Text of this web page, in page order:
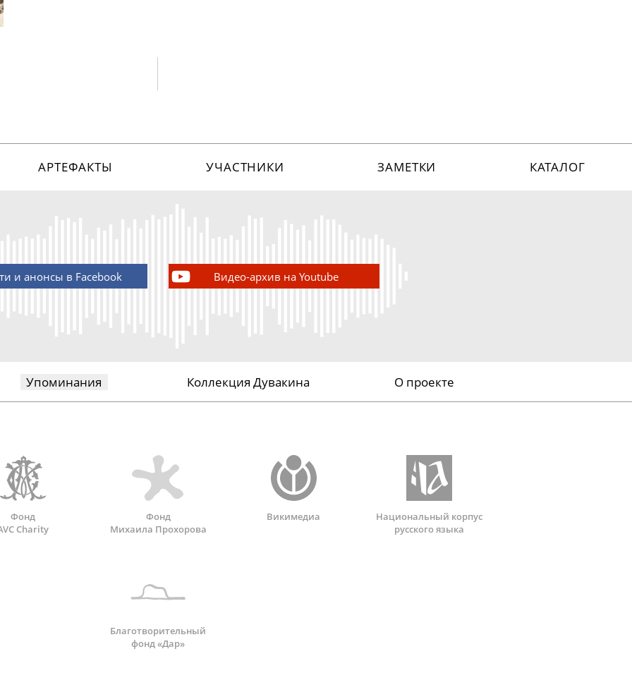
АРТЕФАКТЫ УЧАСТНИКИ ЗАМЕТКИ КАТАЛОГ
и анонсы в Facebook Видео-архив на Youtube
Упоминания Коллекция Дувакина О проекте
Фонд
Charity
Фонд
Михаила Прохорова
Викимедиа
Национальный корпус
русского языка
Благотворительный
фонд «Дар»